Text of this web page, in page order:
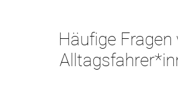
Häufige Fragen